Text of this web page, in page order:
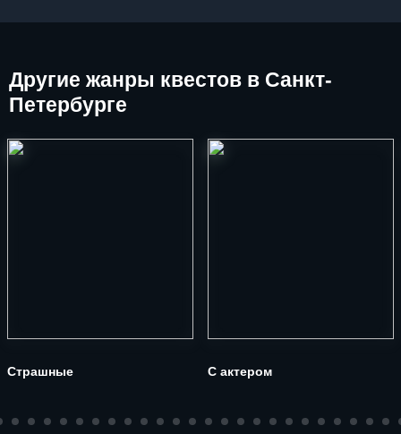
Другие жанры квестов в Санкт-
Петербурге
Страшные С актером